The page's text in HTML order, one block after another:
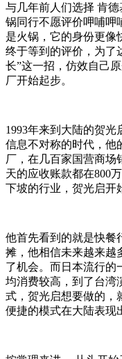
与几年前人们选择 肯
锅同行不愿评价呷哺呷
是火锅，它的身份更像
终于等到的评价，为了
长”这一招，仿效自己
厂开始起步。
1993年来到大陆的贺
信息不对称的时代，他
厂，在几百家国营商场
天的应收账款都在800
下坡的行业，贺光启开
他首先看到的就是快餐
摊，他相信未来越来越
了机会。而日本流行的
均消费较高，到了台湾
式，贺光启想要做的，
便捷的模式在大陆表现